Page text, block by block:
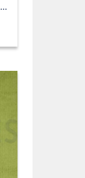
GEWASCHEN CORD 4.5W